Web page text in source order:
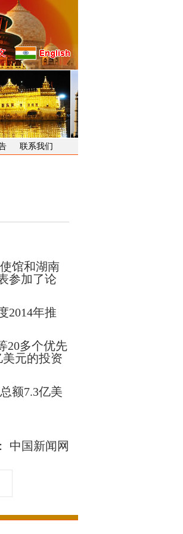
联系我们
馆和湖南
参加了论
2014年推
20多个优先
美元的投资
额7.3亿美
中国新闻网